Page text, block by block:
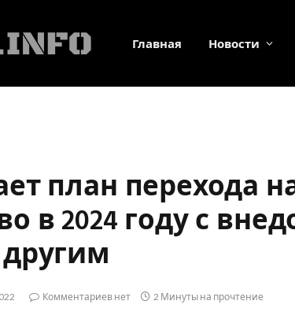
Главная Новости
план перехода
в 2024 году с
Комментариев нет 2 Минуты на прочтение